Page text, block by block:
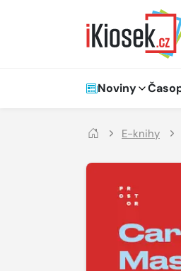
Hlavní navigace
Noviny
E-knihy